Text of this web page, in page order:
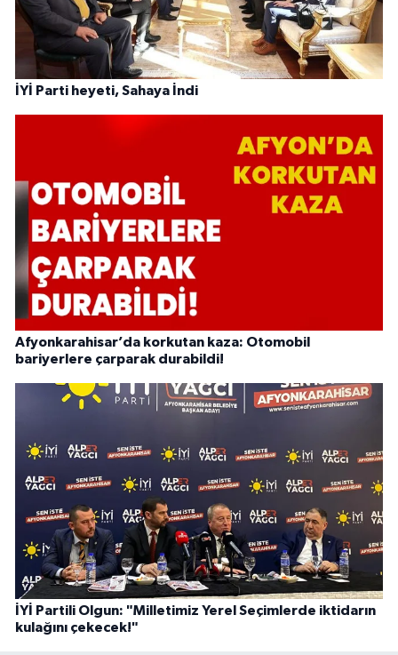
İYİ Parti heyeti, Sahaya İndi
Afyonkarahisar’da korkutan kaza: Otomobil
bariyerlere çarparak durabildi!
İYİ Partili Olgun: "Milletimiz Yerel Seçimlerde iktidarın
kulağını çekecek!"